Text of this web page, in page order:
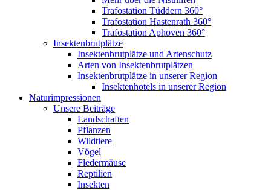
Trafostation Tüddern 360°
Trafostation Hastenrath 360°
Trafostation Aphoven 360°
Insektenbrutplätze
Insektenbrutplätze und Artenschutz
Arten von Insektenbrutplätzen
Insektenbrutplätze in unserer Region
Insektenhotels in unserer Region
Naturimpressionen
Unsere Beiträge
Landschaften
Pflanzen
Wildtiere
Vögel
Fledermäuse
Reptilien
Insekten